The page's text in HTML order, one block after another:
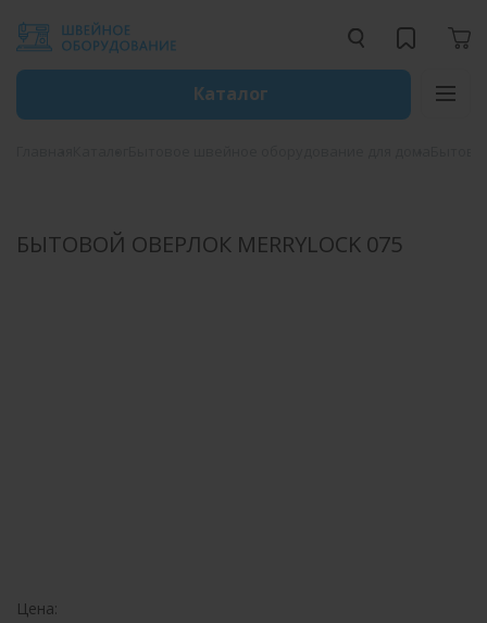
Каталог
БЫТОВОЙ ОВЕРЛОК MERRYLOCK 075
Цена: